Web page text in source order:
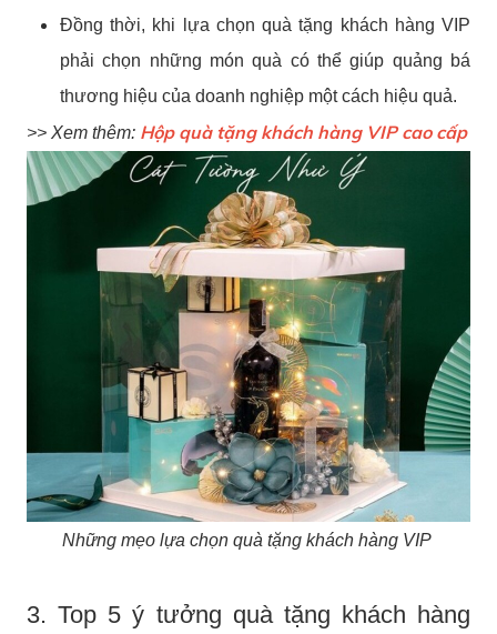
Đồng thời, khi lựa chọn quà tặng khách hàng VIP
phải chọn những món quà có thể giúp quảng bá
thương hiệu của doanh nghiệp một cách hiệu quả.
>> Xem thêm: Hộp quà tặng khách hàng VIP cao cấp
Những mẹo lựa chọn quà tặng khách hàng VIP
3. Top 5 ý tưởng quà tặng khách hàng